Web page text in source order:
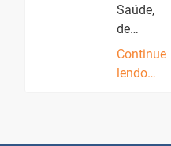
Saúde,
de…
Continue
lendo…